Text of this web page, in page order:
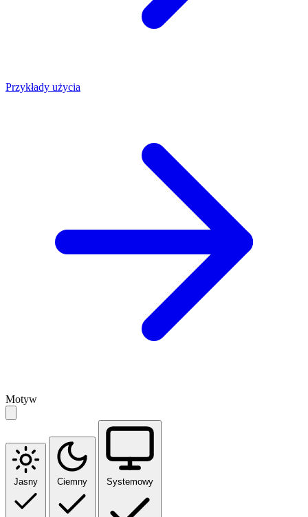
Przykłady użycia
Motyw
Jasny Ciemny Systemowy